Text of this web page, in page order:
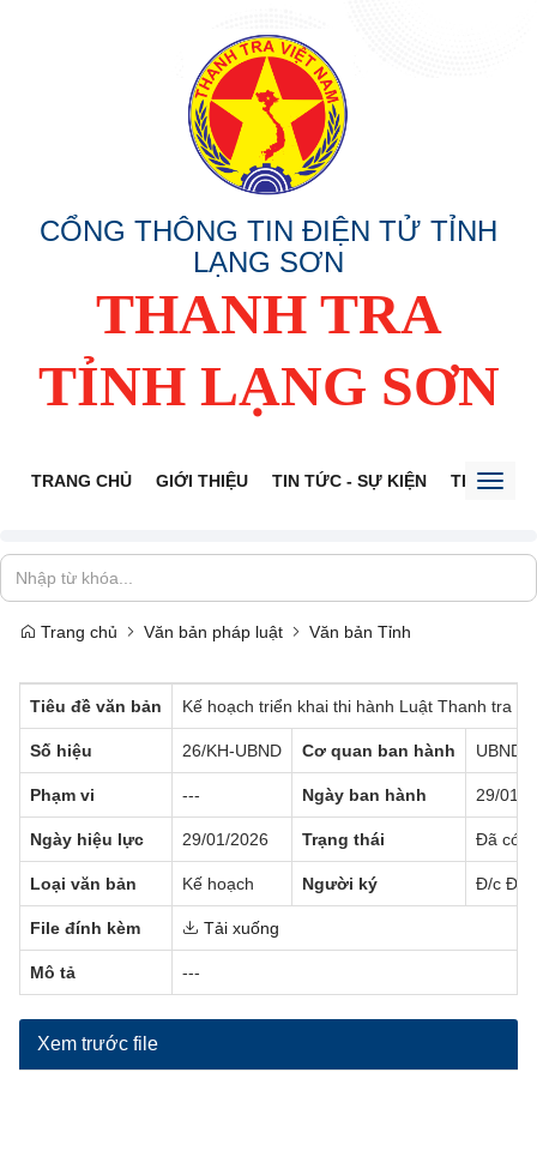
CỔNG THÔNG TIN ĐIỆN TỬ TỈNH
LẠNG SƠN
THANH TRA
TỈNH LẠNG SƠN
TRANG CHỦ GIỚI THIỆU TIN TỨC - SỰ KIỆN THÔNG
Trang chủ Văn bản pháp luật Văn bản Tỉnh
Tiêu đề văn bản Kế hoạch triển khai thi hành Luật Thanh tra
Số hiệu 26/KH-UBND Cơ quan ban hành UBND
Phạm vi --- Ngày ban hành 29/01/
Ngày hiệu lực 29/01/2026 Trạng thái Đã có
Loại văn bản Kế hoạch Người ký Đ/c
File đính kèm Tải xuống
Mô tả ---
Xem trước file